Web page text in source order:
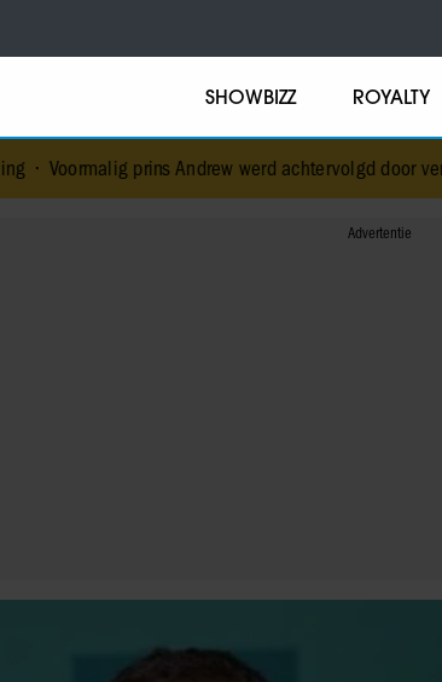
SHOWBIZZ ROYALTY
Andrew werd achtervolgd door vermeende